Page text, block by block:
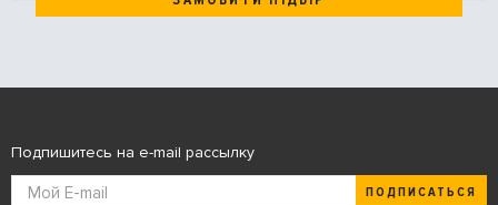
Подпишитесь на e-mail рассылку
ПОДПИСАТЬСЯ